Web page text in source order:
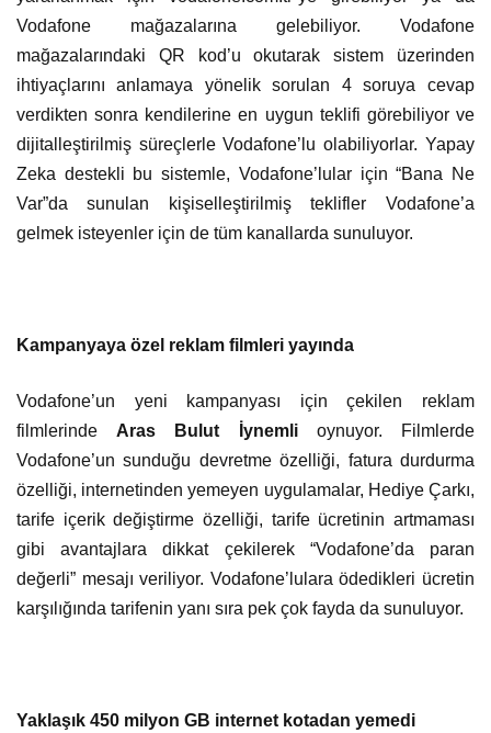
Vodafone mağazalarına gelebiliyor. Vodafone
mağazalarındaki QR kod’u okutarak sistem üzerinden
ihtiyaçlarını anlamaya yönelik sorulan 4 soruya cevap
verdikten sonra kendilerine en uygun teklifi görebiliyor ve
dijitalleştirilmiş süreçlerle Vodafone’lu olabiliyorlar. Yapay
Zeka destekli bu sistemle, Vodafone’lular için “Bana Ne
Var”da sunulan kişiselleştirilmiş teklifler Vodafone’a
gelmek isteyenler için de tüm kanallarda sunuluyor.
Kampanyaya özel reklam filmleri yayında
Vodafone’un yeni kampanyası için çekilen reklam
filmlerinde Aras Bulut İynemlioynuyor. Filmlerde
Vodafone’un sunduğu devretme özelliği, fatura durdurma
özelliği, internetinden yemeyen uygulamalar, Hediye Çarkı,
tarife içerik değiştirme özelliği, tarife ücretinin artmaması
gibi avantajlara dikkat çekilerek “Vodafone’da paran
değerli” mesajı veriliyor. Vodafone’lulara ödedikleri ücretin
karşılığında tarifenin yanı sıra pek çok fayda da sunuluyor.
Yaklaşık 450 milyon GB internet kotadan yemedi